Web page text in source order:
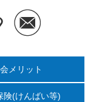
メリット
険(けんばい等)